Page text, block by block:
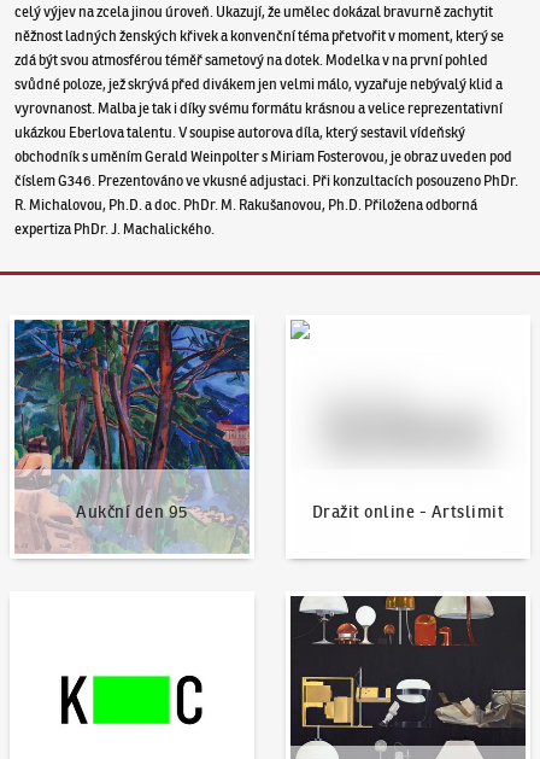
celý výjev na zcela jinou úroveň. Ukazují, že umělec dokázal bravurně zachytit
něžnost ladných ženských křivek a konvenční téma přetvořit v moment, který se
zdá být svou atmosférou téměř sametový na dotek. Modelka v na první pohled
svůdné poloze, jež skrývá před divákem jen velmi málo, vyzařuje nebývalý klid a
vyrovnanost. Malba je tak i díky svému formátu krásnou a velice reprezentativní
ukázkou Eberlova talentu. V soupise autorova díla, který sestavil vídeňský
obchodník s uměním Gerald Weinpolter s Miriam Fosterovou, je obraz uveden pod
číslem G346. Prezentováno ve vkusné adjustaci. Při konzultacích posouzeno PhDr.
R. Michalovou, Ph.D. a doc. PhDr. M. Rakušanovou, Ph.D. Přiložena odborná
expertiza PhDr. J. Machalického.
Aukční den 95
Aukční den 95
Dražit online - Artslimit
Dražit online - Artslimit
Aktuality